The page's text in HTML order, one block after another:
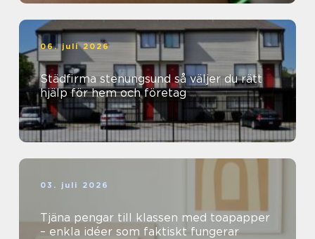
06. juli 2026
Städfirma stenungsund så väljer du rätt
hjälp för hem och företag
03. juli 2026
Tjäna pengar till klassen med toapapper
– enkla idéer som faktiskt fungerar